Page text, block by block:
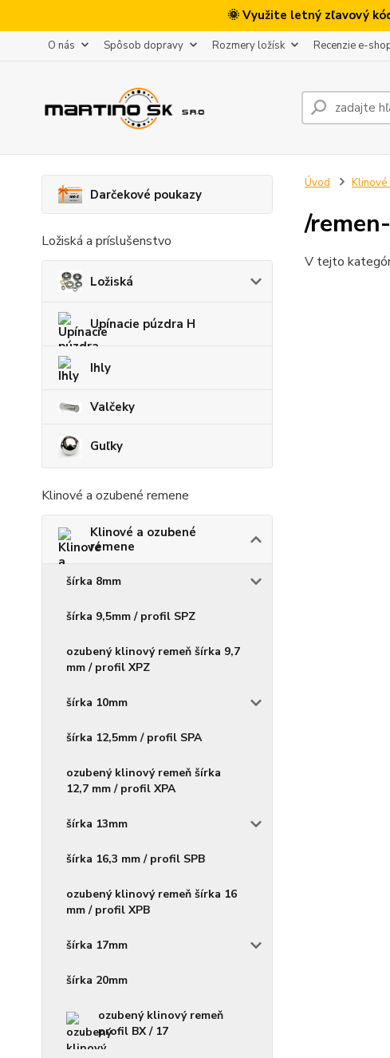
🌞 Využite letný zľavový
O nás Spôsob dopravy Rozmery ložísk Recenzie e-
Darčekové poukazy
Ložiská a príslušenstvo
Ložiská
Upínacie púzdra H
Ihly
Valčeky
Guľky
Klinové a ozubené remene
Klinové a ozubené
remene
šírka 8mm
šírka 9,5mm / profil SPZ
ozubený klinový remeň šírka 9,7
mm / profil XPZ
šírka 10mm
šírka 12,5mm / profil SPA
ozubený klinový remeň šírka
12,7 mm / profil XPA
šírka 13mm
šírka 16,3 mm / profil SPB
ozubený klinový remeň šírka 16
mm / profil XPB
šírka 17mm
šírka 20mm
ozubený klinový remeň
profil BX / 17
Úvod Klinové
/
V tejto